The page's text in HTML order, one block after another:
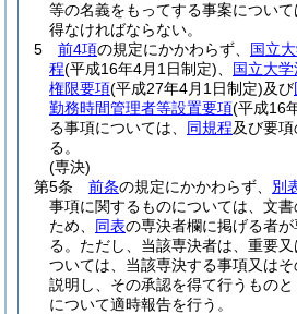
等の名義をもってする事案につい
得なければならない。
5
前4項の規定にかかわらず、 国立
程(平成16年4月1日制定)
国立大
権限要項(平成27年4月1日制定)及び
勤務時間管理者等設置要項(平成16
る事項については、 同規程及び要
る。
(専決)
第5条
前条の規定にかかわらず、 別
事項に関するものについては、文
ため、 同表の専決者欄に掲げる者
る。 ただし、当該専決者は、重要
ついては、当該専決する事項又は
説明し、その承認を得て行うもの
について適時報告を行う。